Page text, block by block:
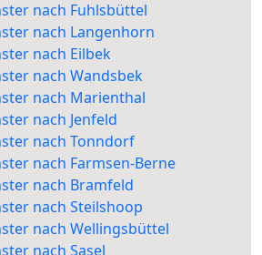
nach Fuhlsbüttel
nach Langenhorn
nach Eilbek
nach Wandsbek
nach Marienthal
nach Jenfeld
nach Tonndorf
nach Farmsen-Berne
nach Bramfeld
nach Steilshoop
nach Wellingsbüttel
nach Sasel